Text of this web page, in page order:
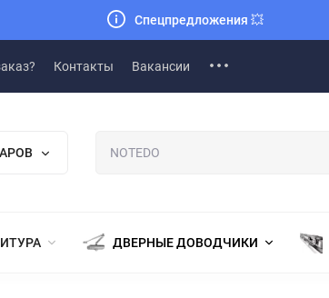
Спецпредложения 💥
Контакты Вакансии
ДВЕРНЫЕ ДОВОДЧИКИ